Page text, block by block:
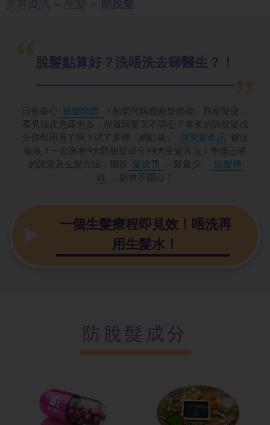
> >
脫髮點算好？ 洗唔洗去睇醫生？！
日夜憂心 脫髮問題
？頻繁照鏡觀察髮際線、觀察髮旋，
看見頭皮愈露愈多，你就既驚又不開心？專業的防脫髮成
分你都用過了嗎？試了多種「網紅級」
防脫髮產品
都沒
有效？一起來看4大防脫髮成分+4大生髮方法！學懂正確
的護髮及生髮方法，擺脫
髮旋禿 、髮量少、
頭髮稀
疏
，拯救不開心！
一個生髮療程即見效！唔洗再
用生髮水！
防脫髮成分